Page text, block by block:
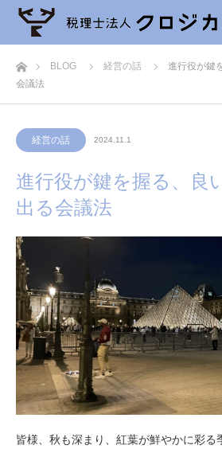
ホームBLOG 経営の話
進行役が鍵
会議法
経営の話 2024.11.1
進行役が鍵を握る、良
出る会議法
皆様、秋も深まり、紅葉が鮮やかに彩る